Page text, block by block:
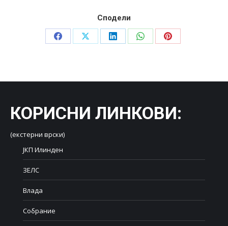
Сподели
Share
Share
Share
Share
Share
КОРИСНИ ЛИНКОВИ:
(екстерни врски)
ЈКП Илинден
ЗЕЛС
Влада
Собрание